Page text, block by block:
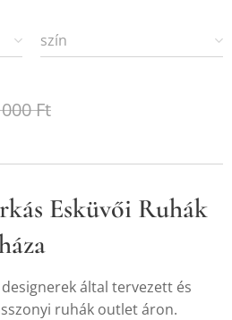
szín
Ft
Esküvői Ruhák
által tervezett és
ruhák outlet áron.